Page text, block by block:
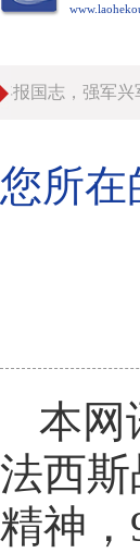
国志，强军兴军
您所在
本网
法西
精神